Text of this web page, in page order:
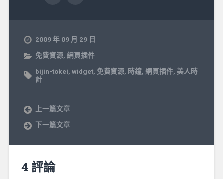
2009 年 09 月 29 日
免費資源, 網頁插件
bijin-tokei, widget, 免費資源, 時鐘, 網頁插件, 美人時
計
上一篇文章
下一篇文章
4 評論